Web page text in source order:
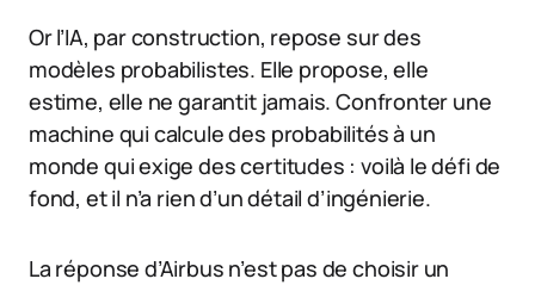
Or l’IA, par construction, repose sur des
modèles probabilistes. Elle propose, elle
estime, elle ne garantit jamais. Confronter une
machine qui calcule des probabilités à un
monde qui exige des certitudes : voilà le défi de
fond, et il n’a rien d’un détail d’ingénierie.
La réponse d’Airbus n’est pas de choisir un